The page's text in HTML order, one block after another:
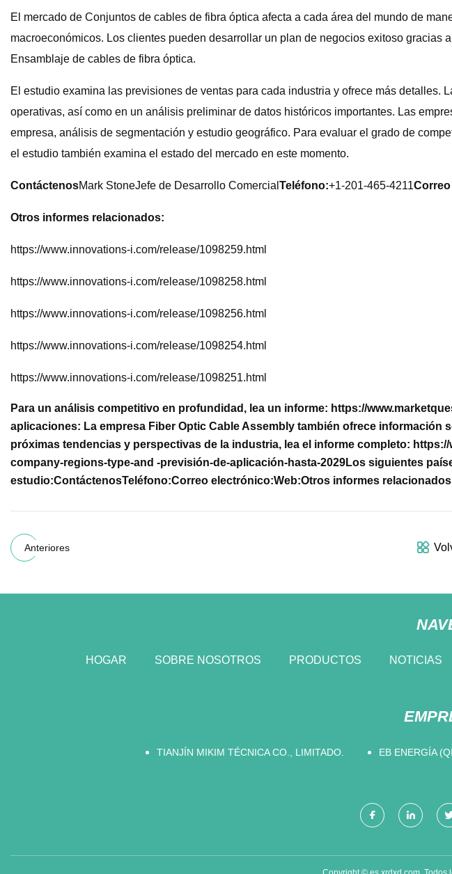
El mercado de Conjuntos de cables de fibra óptica afecta a cada área del mundo de
macroeconómicos. Los clientes pueden desarrollar un plan de negocios exitoso
Ensamblaje de cables de fibra óptica.
El estudio examina las previsiones de ventas para cada industria y ofrece más
operativas, así como en un análisis preliminar de datos históricos importantes. Las
empresa, análisis de segmentación y estudio geográfico. Para evaluar el grado de
el estudio también examina el estado del mercado en este momento.
ContáctenosMark StoneJefe de Desarrollo Comercial Teléfono:+1-201-465-4211
Otros informes relacionados:
https://www.innovations-i.com/release/1098259.html
https://www.innovations-i.com/release/1098258.html
https://www.innovations-i.com/release/1098256.html
https://www.innovations-i.com/release/1098254.html
https://www.innovations-i.com/release/1098251.html
Para un análisis competitivo en profundidad, lea un informe: https://
aplicaciones: La empresa Fiber Optic Cable Assembly también ofrece
próximas tendencias y perspectivas de la industria, lea el informe completo:
company-regions-type-and -previsión-de-aplicación-hasta-2029Los siguientes
estudio:ContáctenosTeléfono:Correo electrónico:Web:Otros informes
Anteriores
HOGAR SOBRE NOSOTROS PRODUCTOS NOTICIAS
TIANJÍN MIKIM TÉCNICA CO., LIMITADO. EB ENERGÍA